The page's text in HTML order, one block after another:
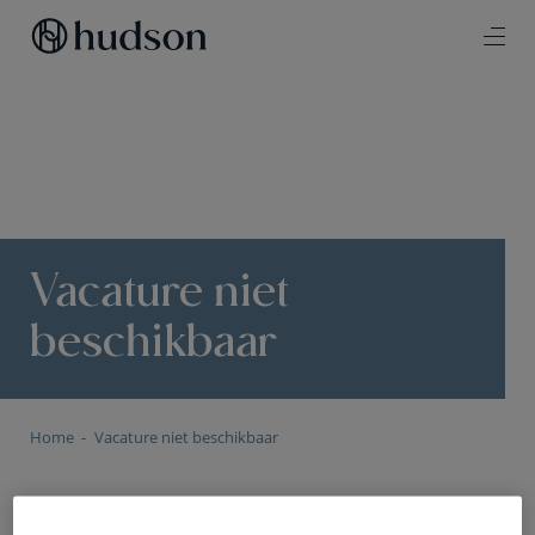
Vacature niet
beschikbaar
Home Vacature niet beschikbaar